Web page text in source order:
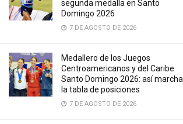
segunda medalla en Santo
Domingo 2026
7 DE AGOSTO DE 2026
Medallero de los Juegos
Centroamericanos y del Caribe
Santo Domingo 2026: así marcha
la tabla de posiciones
7 DE AGOSTO DE 2026